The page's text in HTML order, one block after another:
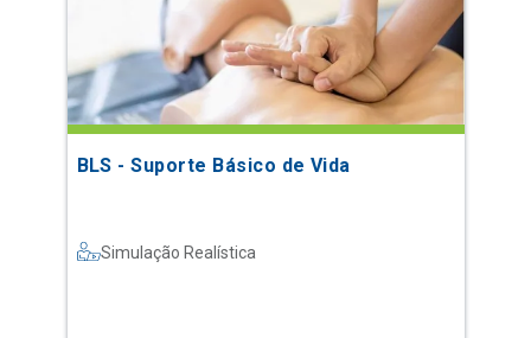
BLS - Suporte Básico de Vida
Simulação Realística